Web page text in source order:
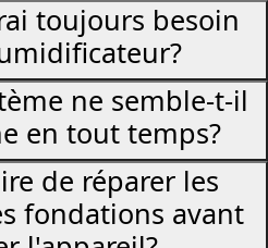
toujours besoin
ne semble-t-il
en tout temps?
de réparer les
fondations avant